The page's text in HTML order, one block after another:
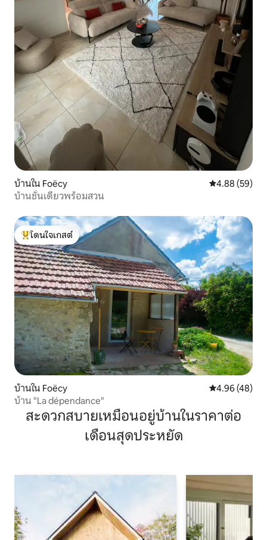
บ้านใน Foëcy คะแนนเฉลี่ย
4.88 (59)
บ้านชั้นเดียวพร้อมสวน
โดนใจเกสต์ที่สุด
โดนใจเกสต์
บ้านใน Foëcy คะแนนเฉลี่ย
4.96 (48)
บ้าน "La dépendance"
สะดวกสบายเหมือนอยู่บ้านในราคาต่อ
เดือนสุดประหยัด